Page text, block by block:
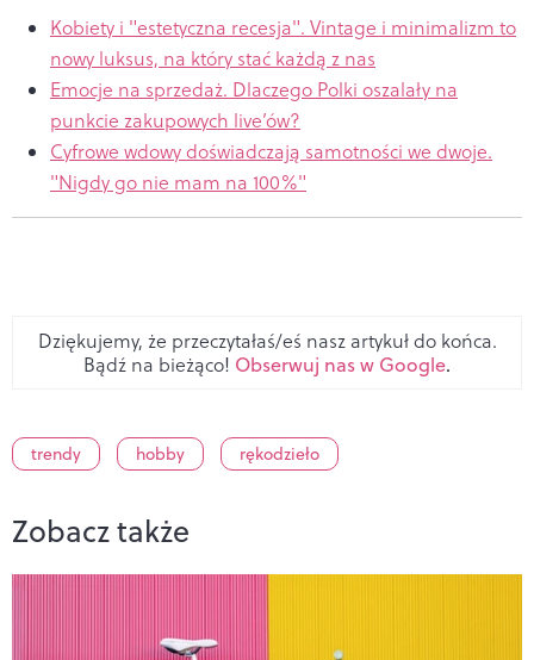
Kobiety i "estetyczna recesja". Vintage i minimalizm to
nowy luksus, na który stać każdą z nas
Emocje na sprzedaż. Dlaczego Polki oszalały na
punkcie zakupowych live’ów?
Cyfrowe wdowy doświadczają samotności we dwoje.
"Nigdy go nie mam na 100%"
Dziękujemy, że przeczytałaś/eś nasz artykuł do końca.
Bądź na bieżąco! Obserwuj nas w Google.
trendy hobby rękodzieło
Zobacz także